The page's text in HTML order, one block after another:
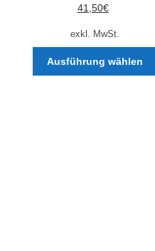
41,50€
exkl. MwSt.
Ausführung wählen